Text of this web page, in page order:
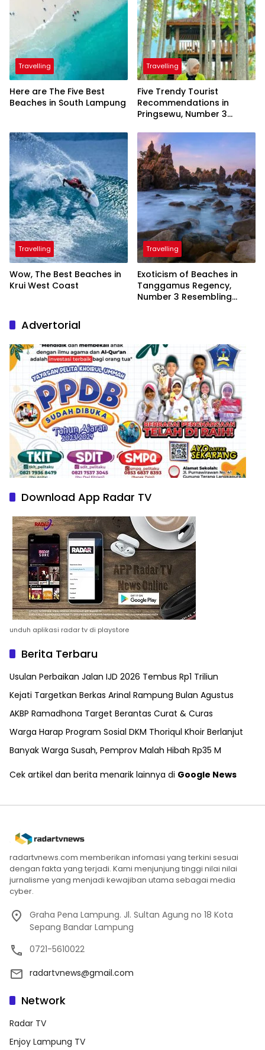
Travelling
Here are The Five Best
Beaches in South Lampung
Travelling
Five Trendy Tourist
Recommendations in
Pringsewu, Number 3
President
Travelling
Wow, The Best Beaches in
Krui West Coast
Travelling
Exoticism of Beaches in
Tanggamus Regency,
Number 3 Resembling
Advertorial
Download App Radar TV
unduh aplikasi radar tv di playstore
Berita Terbaru
Usulan Perbaikan Jalan IJD 2026 Tembus Rp1 Triliun
Kejati Targetkan Berkas Arinal Rampung Bulan Agustus
AKBP Ramadhona Target Berantas Curat & Curas
Warga Harap Program Sosial DKM Thoriqul Khoir Berlanjut
Banyak Warga Susah, Pemprov Malah Hibah Rp35 M
Cek artikel dan berita menarik lainnya di Google News
radartvnews.com memberikan infomasi yang terkini sesuai
dengan fakta yang terjadi. Kami menjunjung tinggi nilai nilai
jurnalisme yang menjadi kewajiban utama sebagai media
cyber.
Graha Pena Lampung. Jl. Sultan Agung no 18 Kota
Sepang Bandar Lampung
0721-5610022
radartvnews@gmail.com
Network
Radar TV
Enjoy Lampung TV